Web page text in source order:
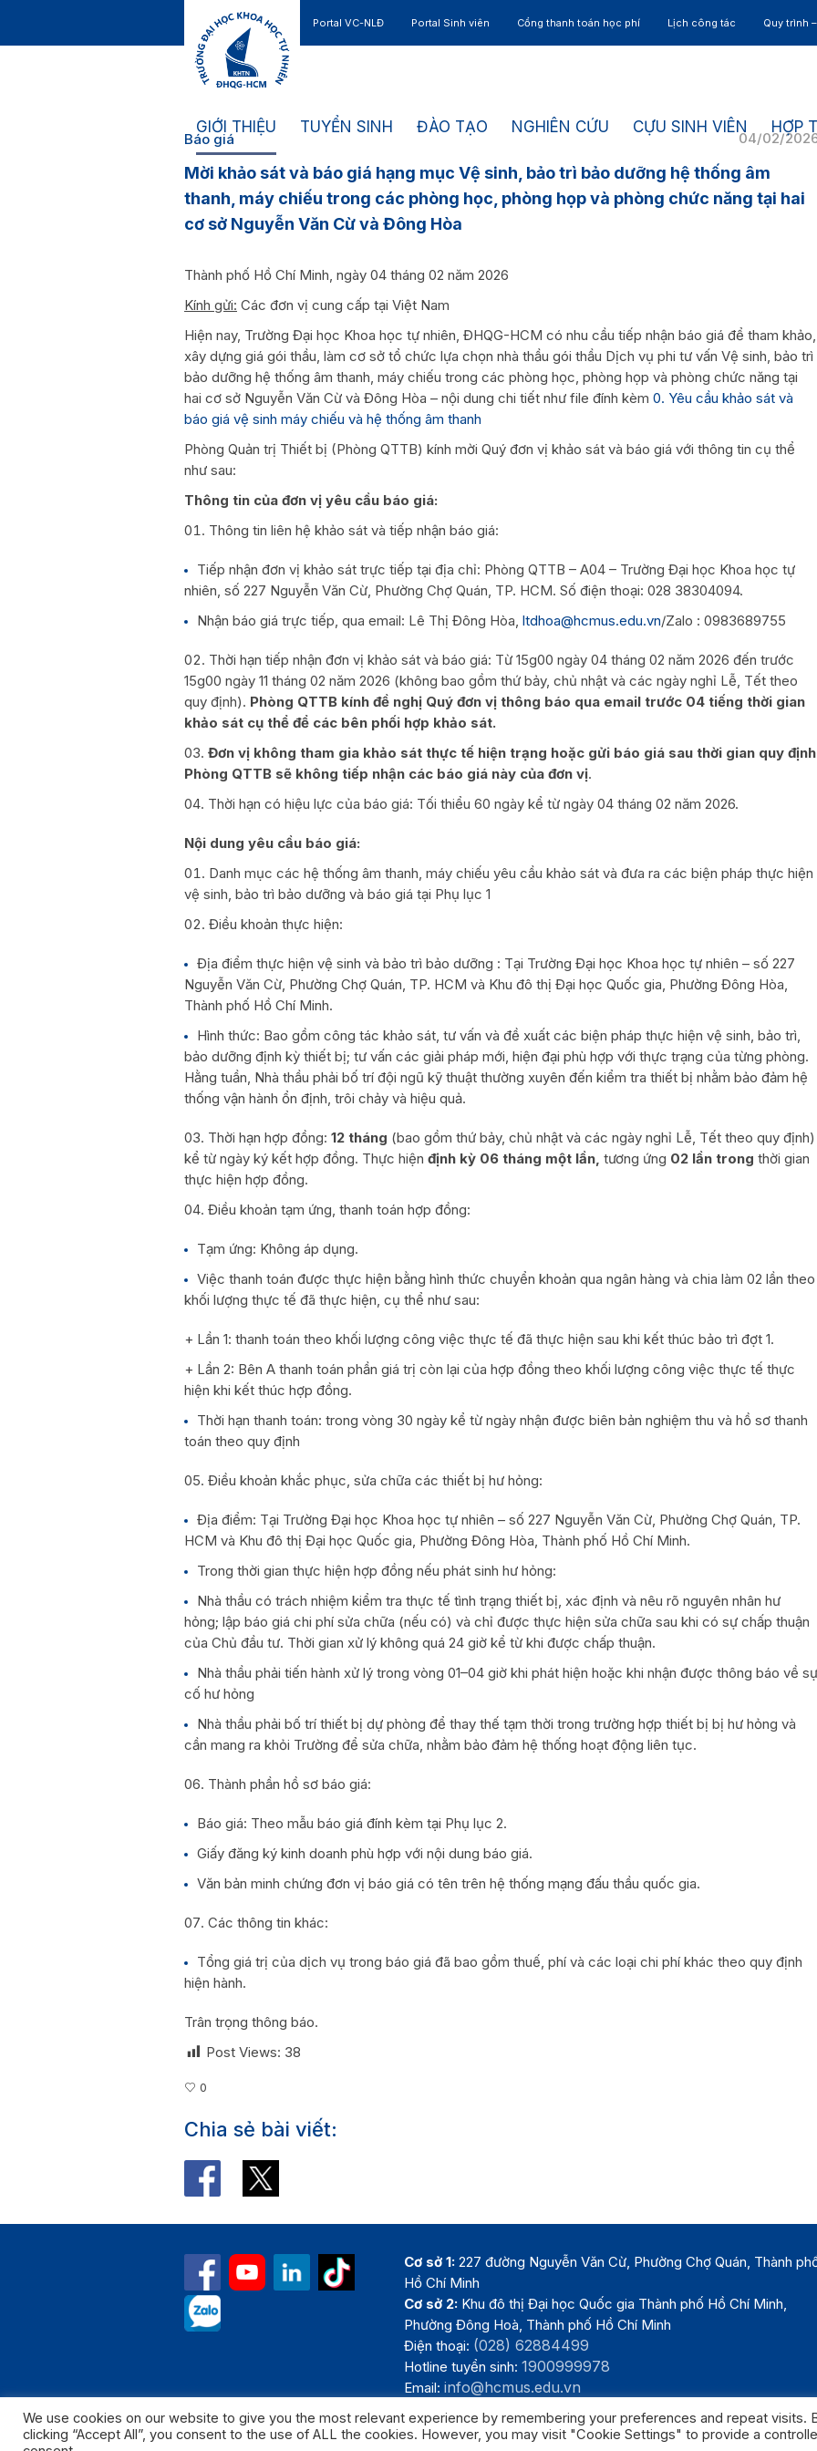
Portal VC-NLĐ Portal Sinh viên Cổng thanh toán học phí Lịch công tác Quy trình
GIỚI THIỆU TUYỂN SINH ĐÀO TẠO NGHIÊN CỨU CỰU SINH VIÊN HỢP
04/02/
Báo giá
Mời khảo sát và báo giá hạng mục Vệ sinh, bảo trì bảo dưỡng hệ thống âm
thanh, máy chiếu trong các phòng học, phòng họp và phòng chức năng tại hai
cơ sở Nguyễn Văn Cừ và Đông Hòa
Thành phố Hồ Chí Minh, ngày 04 tháng 02 năm 2026
Kính gửi: Các đơn vị cung cấp tại Việt Nam
Hiện nay, Trường Đại học Khoa học tự nhiên, ĐHQG-HCM có nhu cầu tiếp nhận báo giá để tham khảo,
xây dựng giá gói thầu, làm cơ sở tổ chức lựa chọn nhà thầu gói thầu Dịch vụ phi tư vấn Vệ sinh, bảo trì
bảo dưỡng hệ thống âm thanh, máy chiếu trong các phòng học, phòng họp và phòng chức năng tại
hai cơ sở Nguyễn Văn Cừ và Đông Hòa – nội dung chi tiết như file đính kèm 0. Yêu cầu khảo sát và
báo giá vệ sinh máy chiếu và hệ thống âm thanh
Phòng Quản trị Thiết bị (Phòng QTTB) kính mời Quý đơn vị khảo sát và báo giá với thông tin cụ thể
như sau:
Thông tin của đơn vị yêu cầu báo giá:
Thông tin liên hệ khảo sát và tiếp nhận báo giá:
Tiếp nhận đơn vị khảo sát trực tiếp tại địa chỉ: Phòng QTTB – A04 – Trường Đại học Khoa học tự
nhiên, số 227 Nguyễn Văn Cừ, Phường Chợ Quán, TP. HCM. Số điện thoại: 028 38304094.
Nhận báo giá trực tiếp, qua email: Lê Thị Đông Hòa, ltdhoa@hcmus.edu.vn/Zalo : 0983689755
Thời hạn tiếp nhận đơn vị khảo sát và báo giá: Từ 15g00 ngày 04 tháng 02 năm 2026 đến trước
15g00 ngày 11 tháng 02 năm 2026 (không bao gồm thứ bảy, chủ nhật và các ngày nghỉ Lễ, Tết theo
quy định). Phòng QTTB kính đề nghị Quý đơn vị thông báo qua email trước 04 tiếng thời gian
khảo sát cụ thể để các bên phối hợp khảo sát.
Đơn vị không tham gia khảo sát thực tế hiện trạng hoặc gửi báo giá sau thời gian quy định
Phòng QTTB sẽ không tiếp nhận các báo giá này của đơn vị.
Thời hạn có hiệu lực của báo giá: Tối thiểu 60 ngày kể từ ngày 04 tháng 02 năm 2026.
Nội dung yêu cầu báo giá:
Danh mục các hệ thống âm thanh, máy chiếu yêu cầu khảo sát và đưa ra các biện pháp thực hiện
vệ sinh, bảo trì bảo dưỡng và báo giá tại Phụ lục 1
Điều khoản thực hiện:
Địa điểm thực hiện vệ sinh và bảo trì bảo dưỡng : Tại Trường Đại học Khoa học tự nhiên – số 227
Nguyễn Văn Cừ, Phường Chợ Quán, TP. HCM và Khu đô thị Đại học Quốc gia, Phường Đông Hòa,
Thành phố Hồ Chí Minh.
Hình thức: Bao gồm công tác khảo sát, tư vấn và đề xuất các biện pháp thực hiện vệ sinh, bảo trì,
bảo dưỡng định kỳ thiết bị; tư vấn các giải pháp mới, hiện đại phù hợp với thực trạng của từng phòng.
Hằng tuần, Nhà thầu phải bố trí đội ngũ kỹ thuật thường xuyên đến kiểm tra thiết bị nhằm bảo đảm hệ
thống vận hành ổn định, trôi chảy và hiệu quả.
Thời hạn hợp đồng: 12 tháng (bao gồm thứ bảy, chủ nhật và các ngày nghỉ Lễ, Tết theo quy định)
kể từ ngày ký kết hợp đồng. Thực hiện định kỳ 06 tháng một lần, tương ứng 02 lần trong thời gian
thực hiện hợp đồng.
Điều khoản tạm ứng, thanh toán hợp đồng:
Tạm ứng: Không áp dụng.
Việc thanh toán được thực hiện bằng hình thức chuyển khoản qua ngân hàng và chia làm 02 lần theo
khối lượng thực tế đã thực hiện, cụ thể như sau:
+ Lần 1: thanh toán theo khối lượng công việc thực tế đã thực hiện sau khi kết thúc bảo trì đợt 1.
+ Lần 2: Bên A thanh toán phần giá trị còn lại của hợp đồng theo khối lượng công việc thực tế thực
hiện khi kết thúc hợp đồng.
Thời hạn thanh toán: trong vòng 30 ngày kể từ ngày nhận được biên bản nghiệm thu và hồ sơ thanh
toán theo quy định
Điều khoản khắc phục, sửa chữa các thiết bị hư hỏng:
Địa điểm: Tại Trường Đại học Khoa học tự nhiên – số 227 Nguyễn Văn Cừ, Phường Chợ Quán, TP.
HCM và Khu đô thị Đại học Quốc gia, Phường Đông Hòa, Thành phố Hồ Chí Minh.
Trong thời gian thực hiện hợp đồng nếu phát sinh hư hỏng:
Nhà thầu có trách nhiệm kiểm tra thực tế tình trạng thiết bị, xác định và nêu rõ nguyên nhân hư
hỏng; lập báo giá chi phí sửa chữa (nếu có) và chỉ được thực hiện sửa chữa sau khi có sự chấp thuận
của Chủ đầu tư. Thời gian xử lý không quá 24 giờ kể từ khi được chấp thuận.
Nhà thầu phải tiến hành xử lý trong vòng 01–04 giờ khi phát hiện hoặc khi nhận được thông báo về sự
cố hư hỏng
Nhà thầu phải bố trí thiết bị dự phòng để thay thế tạm thời trong trường hợp thiết bị bị hư hỏng và
cần mang ra khỏi Trường để sửa chữa, nhằm bảo đảm hệ thống hoạt động liên tục.
Thành phần hồ sơ báo giá:
Báo giá: Theo mẫu báo giá đính kèm tại Phụ lục 2.
Giấy đăng ký kinh doanh phù hợp với nội dung báo giá.
Văn bản minh chứng đơn vị báo giá có tên trên hệ thống mạng đấu thầu quốc gia.
Các thông tin khác:
Tổng giá trị của dịch vụ trong báo giá đã bao gồm thuế, phí và các loại chi phí khác theo quy định
hiện hành.
Trân trọng thông báo.
Post Views: 38
0
Chia sẻ bài viết:
Cơ sở 1: 227 đường Nguyễn Văn Cừ, Phường Chợ Quán, Thành
Hồ Chí Minh
Cơ sở 2: Khu đô thị Đại học Quốc gia Thành phố Hồ Chí Minh,
Phường Đông Hoà, Thành phố Hồ Chí Minh
Điện thoại: (028) 62884499
Hotline tuyển sinh:1900999978
Email:info@hcmus.edu.vn
Bản quyền thuộc Trường Đại học Khoa học tự nhiên, Đại học Quốc gia Thành phố Hồ Chí
We use cookies on our website to give you the most relevant experience by remembering your preferences and repeat visits.
clicking “Accept All”, you consent to the use of ALL the cookies. However, you may visit "Cookie Settings" to provide a